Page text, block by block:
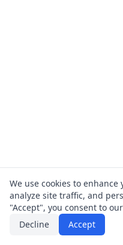
We use cookies to
analyze site traffic, and
"Accept", you consent to
Decline
Accept